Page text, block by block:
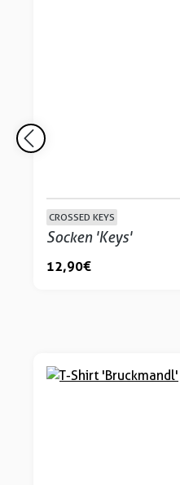
CROSSED KEYS
Socken 'Keys'
12,90 €